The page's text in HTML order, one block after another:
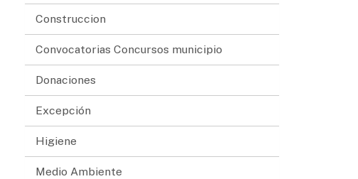
Construccion
Convocatorias Concursos municipio
Donaciones
Excepción
Higiene
Medio Ambiente